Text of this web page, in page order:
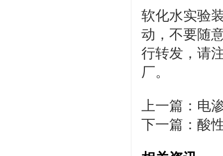
软化水实验
动，不要随
行转发，请
厂。
上一篇： 电
下一篇： 酸